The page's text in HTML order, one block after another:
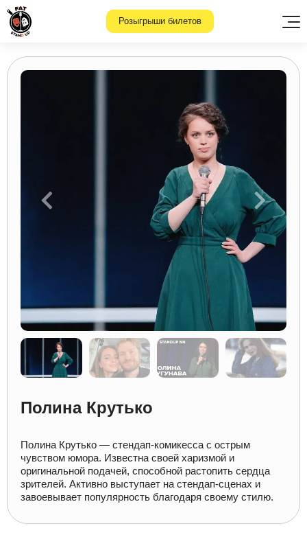
Розыгрыши билетов
Полина Крутько
Полина Крутько — стендап-комикесса с острым
чувством юмора. Известна своей харизмой и
оригинальной подачей, способной растопить сердца
зрителей. Активно выступает на стендап-сценах и
завоевывает популярность благодаря своему стилю.